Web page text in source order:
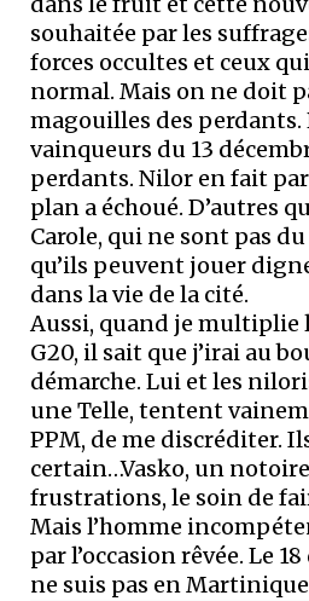
souhaitée par les
forces occultes et ceux
normal. Mais on ne doit
magouilles des perdants.
vainqueurs du 13
perdants. Nilor en fait
plan a échoué. D’autres
Carole, qui ne sont pas
qu’ils peuvent jouer
dans la vie de la cité.
Aussi, quand je multiplie
G20, il sait que j’irai au
démarche. Lui et les
une Telle, tentent
PPM, de me discréditer.
certain…Vasko, un
frustrations, le soin de
Mais l’homme
par l’occasion rêvée. Le
ne suis pas en